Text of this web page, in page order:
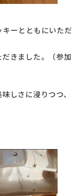
ーとともにいただ
きました。（参加
しさに浸りつつ、